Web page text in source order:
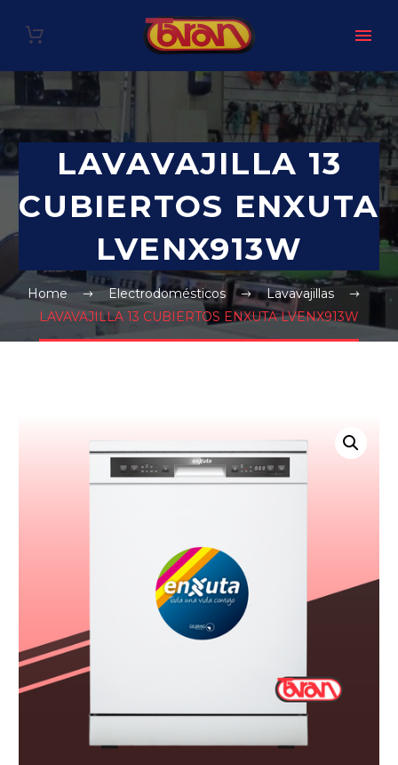
LAVAVAJILLA 13
CUBIERTOS ENXUTA
LVENX913W
Home Electrodomésticos
Lavavajillas
LAVAVAJILLA 13 CUBIERTOS ENXUTA LVENX913W